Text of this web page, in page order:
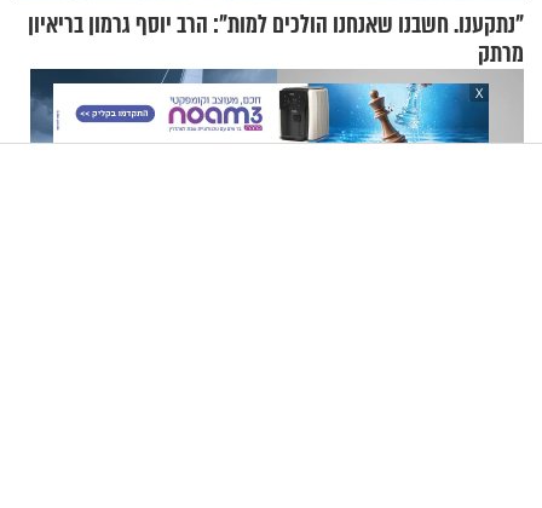
"נתקענו. חשבנו שאנחנו הולכים למות": הרב יוסף גרמון בריאיון
מרתק
X